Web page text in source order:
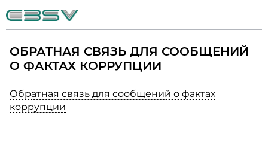
ОБРАТНАЯ СВЯЗЬ ДЛЯ СООБЩЕНИЙ
О ФАКТАХ КОРРУПЦИИ
Обратная связь для сообщений о фактах
коррупции